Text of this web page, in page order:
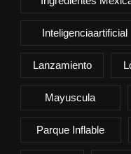
Inteligenciaartificial
Lanzamiento
Mayuscula
Parque Inflable